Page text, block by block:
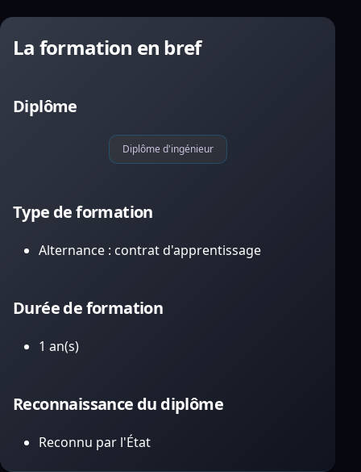
La formation en bref
Diplôme
Diplôme d'ingénieur
Type de formation
Alternance : contrat d'apprentissage
Durée de formation
1 an(s)
Reconnaissance du diplôme
Reconnu par l'État